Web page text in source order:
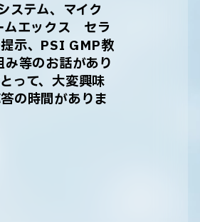
ステム、マイク
ムエックス セラ
示、PSI GMP教
等のお話があり
って、大変興味
の時間がありま